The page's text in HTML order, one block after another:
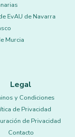
EvAU de Navarra
Murcia
Legal
y Condiciones
de Privacidad
de Privacidad
Contacto